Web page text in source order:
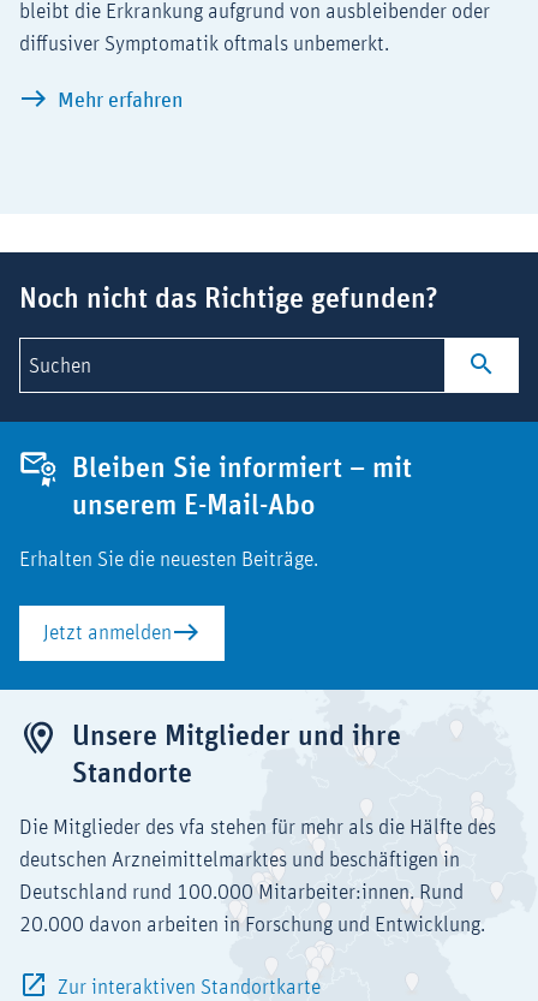
bleibt die Erkrankung aufgrund von ausbleibender oder
diffusiver Symptomatik oftmals unbemerkt.
Mehr erfahren
Noch nicht das Richtige gefunden?
Suchen
Bleiben Sie informiert – mit
unserem E-Mail-Abo
Erhalten Sie die neuesten Beiträge.
Jetzt anmelden
Unsere Mitglieder und ihre
Standorte
Die Mitglieder des vfa stehen für mehr als die Hälfte des
deutschen Arzneimittelmarktes und beschäftigen in
Deutschland rund 100.000 Mitarbeiter:innen. Rund
20.000 davon arbeiten in Forschung und Entwicklung.
Zur interaktiven Standortkarte